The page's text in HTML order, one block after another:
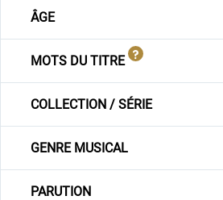
ÂGE
MOTS DU TITRE
COLLECTION / SÉRIE
GENRE MUSICAL
PARUTION